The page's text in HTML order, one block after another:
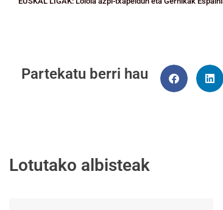
Partekatu berri hau
Lotutako albisteak